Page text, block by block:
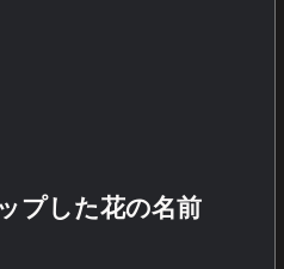
プした花の名前